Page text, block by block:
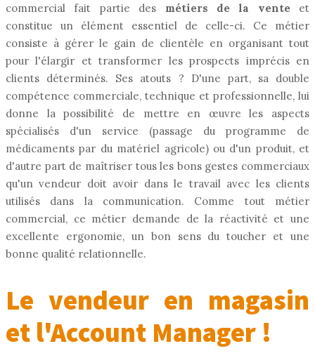
commercial fait partie des métiers de la venteet
constitue un élément essentiel de celle-ci. Ce métier
consiste à gérer le gain de clientèle en organisant tout
pour l'élargir et transformer les prospects imprécis en
clients déterminés. Ses atouts ? D'une part, sa double
compétence commerciale, technique et professionnelle, lui
donne la possibilité de mettre en œuvre les aspects
spécialisés d'un service (passage du programme de
médicaments par du matériel agricole) ou d'un produit, et
d'autre part de maîtriser tous les bons gestes commerciaux
qu'un vendeur doit avoir dans le travail avec les clients
utilisés dans la communication. Comme tout métier
commercial, ce métier demande de la réactivité et une
excellente ergonomie, un bon sens du toucher et une
bonne qualité relationnelle.
Le vendeur en magasin
et l'Account Manager !